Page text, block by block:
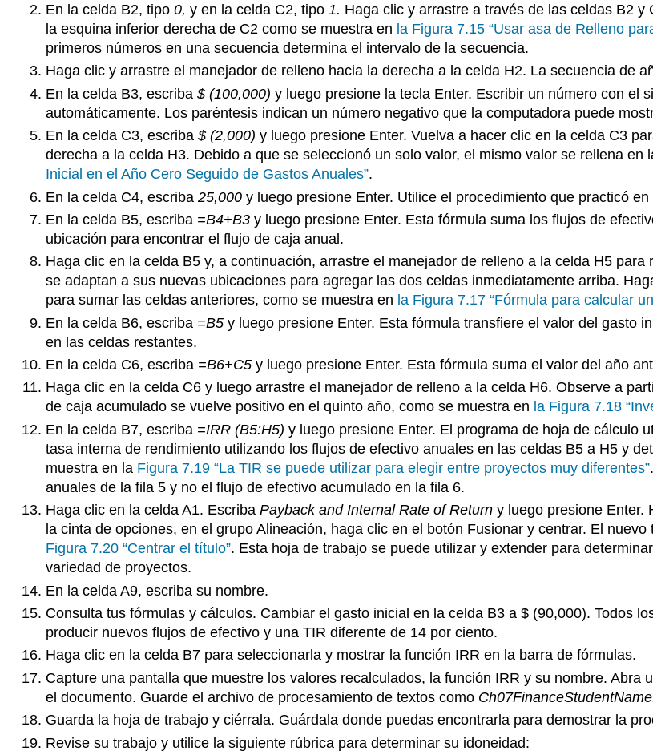
En la celda B2, tipo 0, y en la celda C2, tipo 1. Haga clic y arrastre a través de las celdas B2
la esquina inferior derecha de C2 como se muestra en la Figura 7.15 “Usar asa de Relleno
primeros números en una secuencia determina el intervalo de la secuencia.
Haga clic y arrastre el manejador de relleno hacia la derecha a la celda H2. La secuencia de
En la celda B3, escriba $ (100,000) y luego presione la tecla Enter. Escribir un número con el
automáticamente. Los paréntesis indican un número negativo que la computadora puede
En la celda C3, escriba $ (2,000) y luego presione Enter. Vuelva a hacer clic en la celda C3
derecha a la celda H3. Debido a que se seleccionó un solo valor, el mismo valor se rellena
Inicial en el Año Cero Seguido de Gastos Anuales”.
En la celda C4, escriba 25,000y luego presione Enter. Utilice el procedimiento que practicó
En la celda B5, escriba =B4+B3y luego presione Enter. Esta fórmula suma los flujos de
ubicación para encontrar el flujo de caja anual.
Haga clic en la celda B5 y, a continuación, arrastre el manejador de relleno a la celda H5
se adaptan a sus nuevas ubicaciones para agregar las dos celdas inmediatamente arriba.
para sumar las celdas anteriores, como se muestra en la Figura 7.17 “Fórmula para calcular
En la celda B6, escriba =B5y luego presione Enter. Esta fórmula transfiere el valor del gasto
en las celdas restantes.
En la celda C6, escriba =B6+C5y luego presione Enter. Esta fórmula suma el valor del año
Haga clic en la celda C6 y luego arrastre el manejador de relleno a la celda H6. Observe a
de caja acumulado se vuelve positivo en el quinto año, como se muestra en la Figura 7.18
En la celda B7, escriba =IRR (B5:H5) y luego presione Enter. El programa de hoja de cálculo
tasa interna de rendimiento utilizando los flujos de efectivo anuales en las celdas B5 a H5 y
muestra en la Figura 7.19 “La TIR se puede utilizar para elegir entre proyectos muy diferentes”
anuales de la fila 5 y no el flujo de efectivo acumulado en la fila 6.
Haga clic en la celda A1. Escriba Payback and Internal Rate of Returny luego presione Enter.
la cinta de opciones, en el grupo Alineación, haga clic en el botón Fusionar y centrar. El
Figura 7.20 “Centrar el título”. Esta hoja de trabajo se puede utilizar y extender para
variedad de proyectos.
En la celda A9, escriba su nombre.
Consulta tus fórmulas y cálculos. Cambiar el gasto inicial en la celda B3 a $ (90,000). Todos
producir nuevos flujos de efectivo y una TIR diferente de 14 por ciento.
Haga clic en la celda B7 para seleccionarla y mostrar la función IRR en la barra de fórmulas.
Capture una pantalla que muestre los valores recalculados, la función IRR y su nombre.
el documento. Guarde el archivo de procesamiento de textos como
Guarda la hoja de trabajo y ciérrala. Guárdala donde puedas encontrarla para demostrar la
Revise su trabajo y utilice la siguiente rúbrica para determinar su idoneidad: